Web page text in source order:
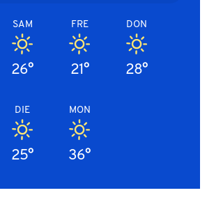
DON
28°
FRE
21°
SAM
26°
MON
36°
DIE
25°